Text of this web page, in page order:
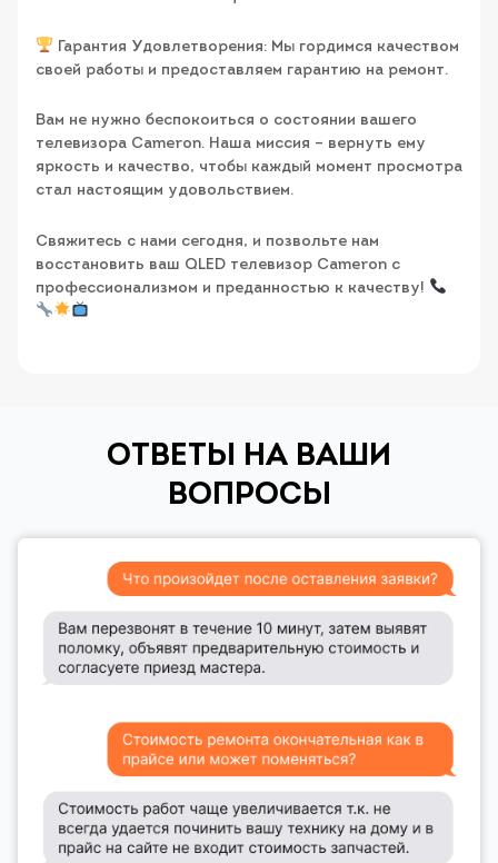
Гарантия Удовлетворения: Мы гордимся качеством
своей работы и предоставляем гарантию на ремонт.
Вам не нужно беспокоиться о состоянии вашего
телевизора Cameron. Наша миссия – вернуть ему
яркость и качество, чтобы каждый момент просмотра
стал настоящим удовольствием.
Свяжитесь с нами сегодня, и позвольте нам
восстановить ваш QLED телевизор Cameron с
профессионализмом и преданностью к качеству!
ОТВЕТЫ НА ВАШИ
ВОПРОСЫ